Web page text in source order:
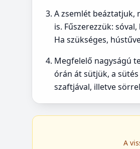
A zsemlét beáztatjuk,
is. Fűszerezzük:
Ha szükséges,
Megfelelő nagyságú
órán át sütjük, a
szaftjával, illetve
A